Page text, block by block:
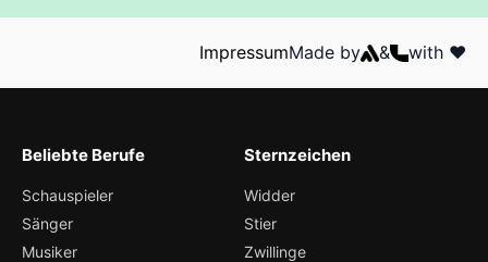
ImpressumMade by & with ❤️
Beliebte Berufe
Schauspieler
Sänger
Musiker
Sternzeichen
Widder
Stier
Zwillinge